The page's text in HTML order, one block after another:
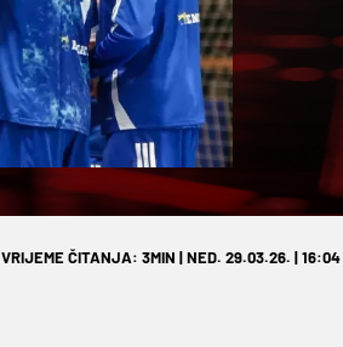
VRIJEME ČITANJA: 3MIN | NED. 29.03.26. | 16:04